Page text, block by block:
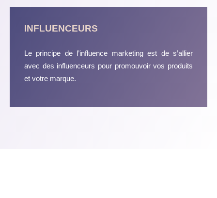
INFLUENCEURS
Le principe de l’influence marketing est de s’allier
avec des influenceurs pour promouvoir vos produits
et votre marque.